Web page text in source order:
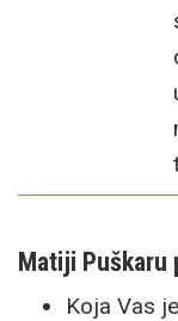
Matiji Puškaru
Koja Vas